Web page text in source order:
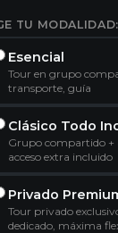
TU MODALIDAD:
Esencial
Tour en grupo
transporte, guía
Clásico Todo
Grupo compartido
acceso extra incluido
Privado
Tour privado
dedicado, máxima